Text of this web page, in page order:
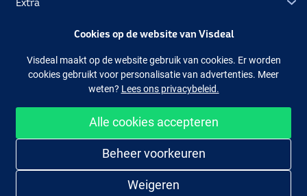
Extra
Facebook Instagram
Makkelijk en veilig shoppen
Cookies op de website van Visdeal
Visdeal maakt op de website gebruik van cookies. Er worden
cookies gebruikt voor personalisatie van advertenties. Meer
weten? Lees ons privacybeleid.
Alle cookies accepteren
Beheer voorkeuren
Weigeren